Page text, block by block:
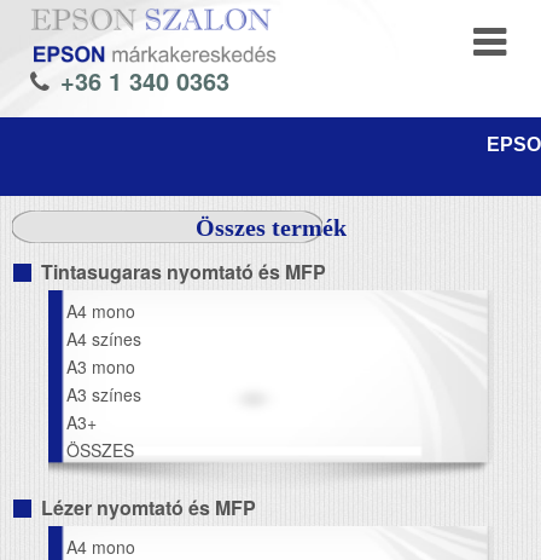
+36 1 340 0363
Összes termék
Tintasugaras nyomtató és MFP
A4 mono
A4 színes
A3 mono
A3 színes
A3+
ÖSSZES
Lézer nyomtató és MFP
A4 mono